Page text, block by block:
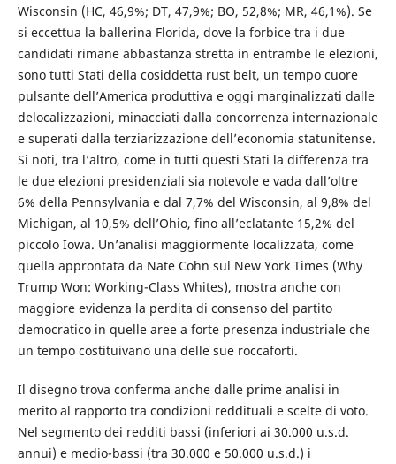
Wisconsin (HC, 46,9%; DT, 47,9%; BO, 52,8%; MR, 46,1%). Se
si eccettua la ballerina Florida, dove la forbice tra i due
candidati rimane abbastanza stretta in entrambe le elezioni,
sono tutti Stati della cosiddetta rust belt, un tempo cuore
pulsante dell’America produttiva e oggi marginalizzati dalle
delocalizzazioni, minacciati dalla concorrenza internazionale
e superati dalla terziarizzazione dell’economia statunitense.
Si noti, tra l’altro, come in tutti questi Stati la differenza tra
le due elezioni presidenziali sia notevole e vada dall’oltre
6% della Pennsylvania e dal 7,7% del Wisconsin, al 9,8% del
Michigan, al 10,5% dell’Ohio, fino all’eclatante 15,2% del
piccolo Iowa. Un’analisi maggiormente localizzata, come
quella approntata da Nate Cohn sul New York Times (Why
Trump Won: Working-Class Whites), mostra anche con
maggiore evidenza la perdita di consenso del partito
democratico in quelle aree a forte presenza industriale che
un tempo costituivano una delle sue roccaforti.
Il disegno trova conferma anche dalle prime analisi in
merito al rapporto tra condizioni reddituali e scelte di voto.
Nel segmento dei redditi bassi (inferiori ai 30.000 u.s.d.
annui) e medio-bassi (tra 30.000 e 50.000 u.s.d.) i